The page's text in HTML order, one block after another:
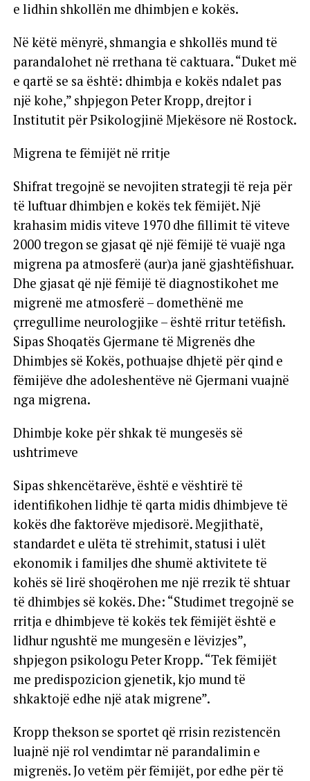
e lidhin shkollën me dhimbjen e kokës.
Në këtë mënyrë, shmangia e shkollës mund të
parandalohet në rrethana të caktuara. “Duket më
e qartë se sa është: dhimbja e kokës ndalet pas
një kohe,” shpjegon Peter Kropp, drejtor i
Institutit për Psikologjinë Mjekësore në Rostock.
Migrena te fëmijët në rritje
Shifrat tregojnë se nevojiten strategji të reja për
të luftuar dhimbjen e kokës tek fëmijët. Një
krahasim midis viteve 1970 dhe fillimit të viteve
2000 tregon se gjasat që një fëmijë të vuajë nga
migrena pa atmosferë (aur)a janë gjashtëfishuar.
Dhe gjasat që një fëmijë të diagnostikohet me
migrenë me atmosferë – domethënë me
çrregullime neurologjike – është rritur tetëfish.
Sipas Shoqatës Gjermane të Migrenës dhe
Dhimbjes së Kokës, pothuajse dhjetë për qind e
fëmijëve dhe adoleshentëve në Gjermani vuajnë
nga migrena.
Dhimbje koke për shkak të mungesës së
ushtrimeve
Sipas shkencëtarëve, është e vështirë të
identifikohen lidhje të qarta midis dhimbjeve të
kokës dhe faktorëve mjedisorë. Megjithatë,
standardet e ulëta të strehimit, statusi i ulët
ekonomik i familjes dhe shumë aktivitete të
kohës së lirë shoqërohen me një rrezik të shtuar
të dhimbjes së kokës. Dhe: “Studimet tregojnë se
rritja e dhimbjeve të kokës tek fëmijët është e
lidhur ngushtë me mungesën e lëvizjes”,
shpjegon psikologu Peter Kropp. “Tek fëmijët
me predispozicion gjenetik, kjo mund të
shkaktojë edhe një atak migrene”.
Kropp thekson se sportet që rrisin rezistencën
luajnë një rol vendimtar në parandalimin e
migrenës. Jo vetëm për fëmijët, por edhe për të